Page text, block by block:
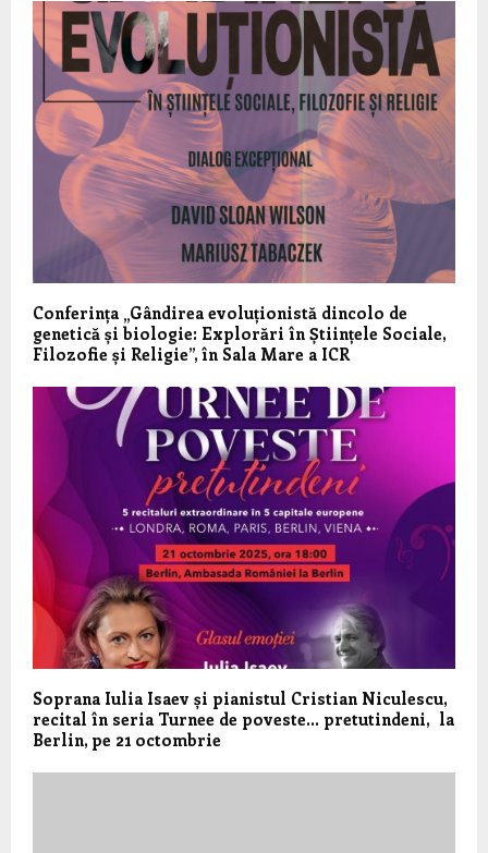
Conferința „Gândirea evoluționistă dincolo de
genetică și biologie: Explorări în Științele Sociale,
Filozofie și Religie”, în Sala Mare a ICR
Soprana Iulia Isaev și pianistul Cristian Niculescu,
recital în seria Turnee de poveste… pretutindeni, la
Berlin, pe 21 octombrie